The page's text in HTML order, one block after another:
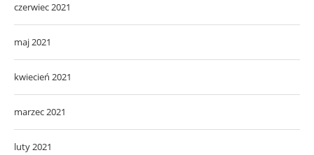
czerwiec 2021
maj 2021
kwiecień 2021
marzec 2021
luty 2021